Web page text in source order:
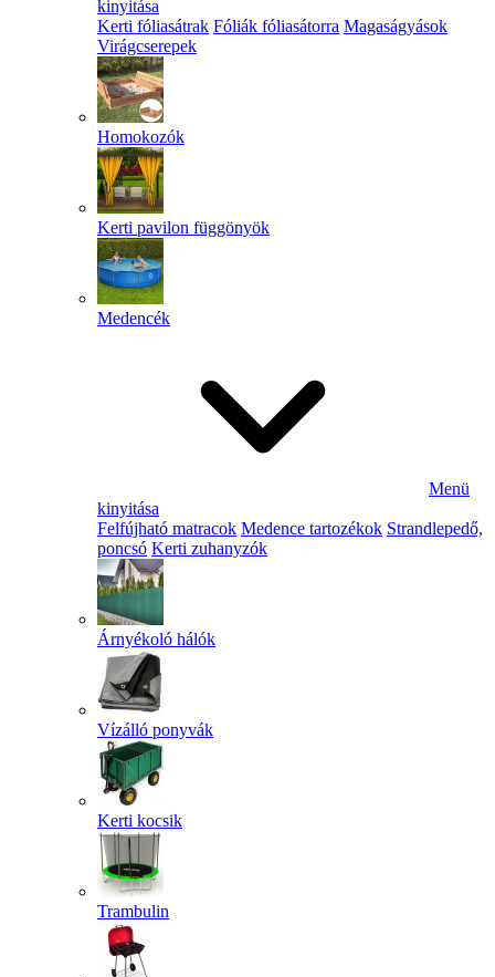
kinyitása
Kerti fóliasátrak Fóliák fóliasátorra Magaságyások
Virágcserepek
Homokozók
Kerti pavilon függönyök
Medencék
Menü
kinyitása
Felfújható matracok Medence tartozékok Strandlepedő,
poncsó Kerti zuhanyzók
Árnyékoló hálók
Vízálló ponyvák
Kerti kocsik
Trambulin